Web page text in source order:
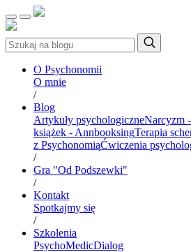
O Psychonomii
O mnie
/
Blog
Artykuły psychologiczneNarcyzm
książek - AnnbooksingTerapia
z PsychonomiąĆwiczenia
/
Gra "Od Podszewki"
/
Kontakt
Spotkajmy się
/
Szkolenia
PsychoMedicDialog